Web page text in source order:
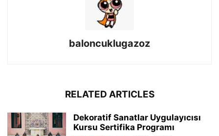
baloncuklugazoz
RELATED ARTICLES
Dekoratif Sanatlar Uygulayıcısı
Kursu Sertifika Programı